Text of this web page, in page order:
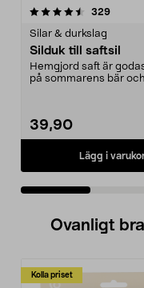
329
Silar & durkslag
Silduk till saftsil
Hemgjord saft är
på sommarens bär
39,90
Lägg i
4.0 av 5 stjärnor
Ovanligt
Kolla priset